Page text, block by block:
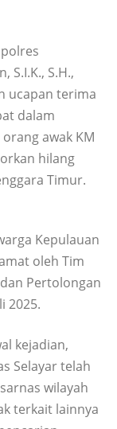
S.I.K., S.H.,
ucapan terima
dalam
awak KM
hilang
Timur.
Kepulauan
oleh Tim
Pertolongan
2025.
kejadian,
Selayar telah
wilayah
terkait lainnya